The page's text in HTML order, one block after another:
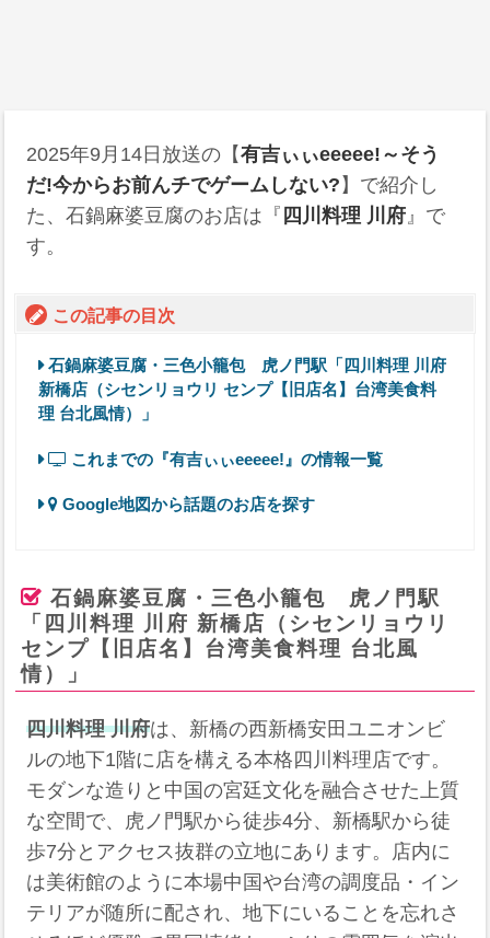
2025年9月14日 放送の【有吉ぃぃeeeee!～そう
だ!今からお前んチでゲームしない? 】で紹介し
た、石鍋麻婆豆腐のお店は『 四川料理 川府』で
す。
この記事の目次
石鍋麻婆豆腐・三色小籠包 虎ノ門駅「四川料理 川府
新橋店（シセンリョウリ センプ【旧店名】台湾美食料
理 台北風情）」
これまでの『有吉ぃぃeeeee!』の情報一覧
Google地図から話題のお店を探す
石鍋麻婆豆腐・三色小籠包 虎ノ門駅
「四川料理 川府 新橋店（シセンリョウリ
センプ【旧店名】台湾美食料理 台北風
情）」
四川料理 川府は、新橋の西新橋安田ユニオンビ
ルの地下1階に店を構える本格四川料理店です。
モダンな造りと中国の宮廷文化を融合させた上質
な空間で、虎ノ門駅から徒歩4分、新橋駅から徒
歩7分とアクセス抜群の立地にあります。店内に
は美術館のように本場中国や台湾の調度品・イン
テリアが随所に配され、地下にいることを忘れさ